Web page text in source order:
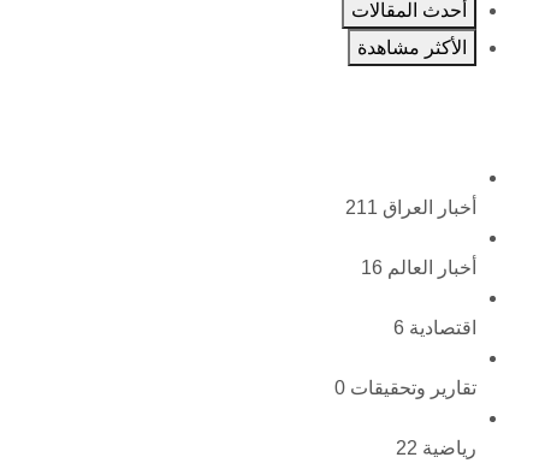
أحدث المقالات
الأكثر مشاهدة
أخبار العراق 211
أخبار العالم 16
اقتصادية 6
تقارير وتحقيقات 0
رياضية 22